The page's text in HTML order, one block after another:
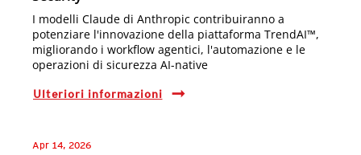
I modelli Claude di Anthropic contribuiranno a
potenziare l'innovazione della piattaforma TrendAI™,
migliorando i workflow agentici, l'automazione e le
operazioni di sicurezza AI-native
Ulteriori informazioni
Apr 14, 2026